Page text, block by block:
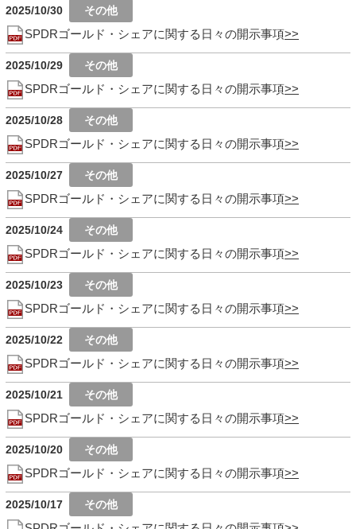
2025/10/30
SPDRゴールド・シェアに関する日々の開示事項
2025/10/29
SPDRゴールド・シェアに関する日々の開示事項
2025/10/28
SPDRゴールド・シェアに関する日々の開示事項
2025/10/27
SPDRゴールド・シェアに関する日々の開示事項
2025/10/24
SPDRゴールド・シェアに関する日々の開示事項
2025/10/23
SPDRゴールド・シェアに関する日々の開示事項
2025/10/22
SPDRゴールド・シェアに関する日々の開示事項
2025/10/21
SPDRゴールド・シェアに関する日々の開示事項
2025/10/20
SPDRゴールド・シェアに関する日々の開示事項
2025/10/17